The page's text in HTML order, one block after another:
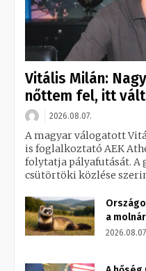
Vitális Milán:
nőttem fel, itt
2026.08.07.
A magyar válogatott
is foglalkoztató AEK
folytatja pályafutását. A
csütörtöki közlése
a